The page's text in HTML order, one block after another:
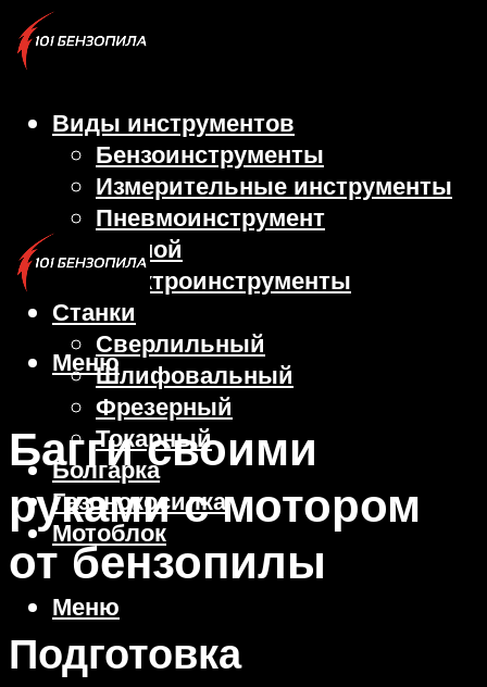
Виды инструментов
Бензоинструменты
Измерительные инструменты
Пневмоинструмент
Ручной
Электроинструменты
Станки
Сверлильный
Шлифовальный
Фрезерный
Токарный
Болгарка
Газонокосилка
Мотоблок
Меню
Меню
Багги своими
руками с мотором
от бензопилы
Подготовка